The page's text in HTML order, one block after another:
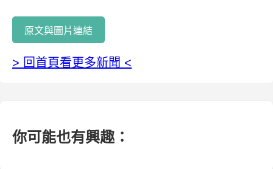
原文與圖片連結
> 回首頁看更多新聞 <
你可能也有興趣：